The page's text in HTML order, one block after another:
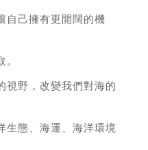
自己擁有更開闊的機
視野，改變我們對海的
生態、海運、海洋環境